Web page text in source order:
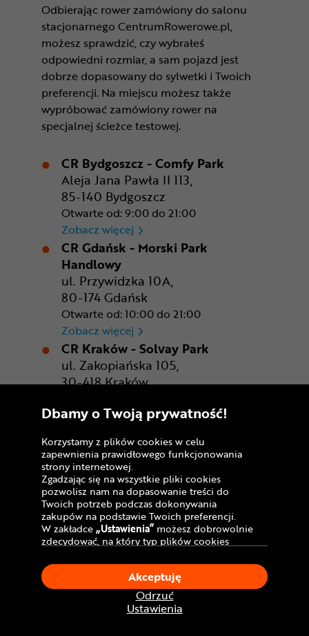
Odbierając rower zamówiony do salonu
stacjonarnego CentrumRowerowe.pl,
możesz sprawdzić, czy wybrałeś
odpowiedni rozmiar, a sam pojazd jest
dobrze dopasowany do sylwetki i Twoich
preferencji. Na miejscu możesz także
wypróbować zamówiony rower na
specjalnej ścieżce testowej.
CR Bydgoszcz - Comfy Park
Aleja Jana Pawła II 113,
85-140 Bydgoszcz
Otwarte od: 9:00 do 21:00
Zobacz więcej CR Bydgoszcz - Comfy Park
CR Gdańsk - Morski Park
Handlowy
ul. Przywidzka 10A,
80-174 Gdańsk
Otwarte od: 10:00 do 21:00
Zobacz więcej CR Gdańsk - Morski Park
CR Kraków - Solvay Park
ul. Zakopiańska 105,
30-418 Kraków
Zobacz więcejCR Kraków - Solvay Park
ul. Szwajcarska 14,
61-285 Poznań
Otwarte od: 09:00 do 21:00
Zobacz więcejCR Poznań - M1 Poznań
CR Rzeszów
ul. Podpromie 5,
35-051 Rzeszów
Otwarte od: 10:00 do 21:00
Zobacz więcejCR Rzeszów
CR Warszawa - CH Okęcie Park
Aleja Krakowska 61,
Dbamy o Twoją prywatność!
Korzystamy z plików cookies w celu
zapewnienia prawidłowego funkcjonowania
strony internetowej.
Zgadzając się na wszystkie pliki cookies
pozwolisz nam na dopasowanie treści do
Twoich potrzeb podczas dokonywania
zakupów na podstawie Twoich preferencji.
W zakładce„Ustawienia” możesz dobrowolnie
zdecydować, na który typ plików cookies
Klikając„Akceptuję”, wyrażasz zgodę na
stosowanie ciasteczek zgodnie z ustawieniami
Twojej przeglądarki.
W dowolnym momencie, możesz dokonać
zmiany swojego wyboru klikając opcję
Ustawienia
Odrzuć
Akceptuję